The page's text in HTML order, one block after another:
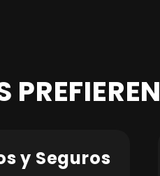
PREFIEREN
y Seguros